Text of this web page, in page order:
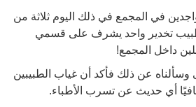
في المجمع في ذلك اليوم ثلاثة من
تخدير واحد يشرف على قسمي
داخل المجمع!
عن ذلك فأكد أن غياب الطبيبين
أي حديث عن تسرب الأطباء.